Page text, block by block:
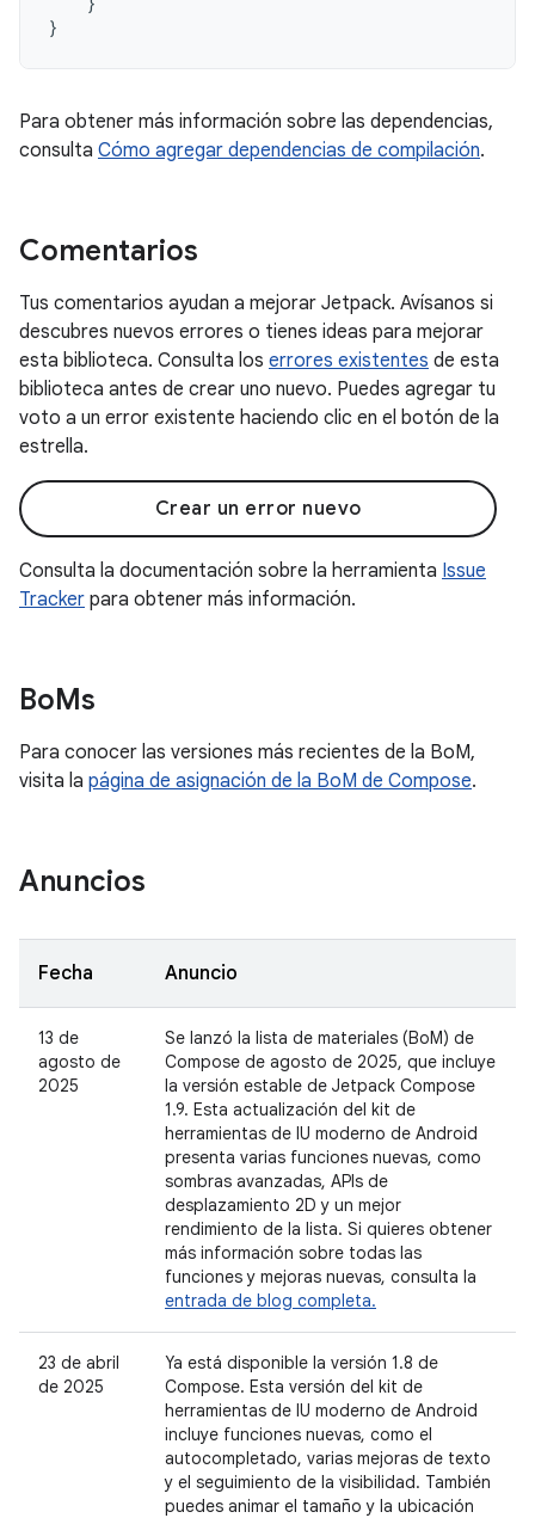
}
Para obtener más información sobre las dependencias,
consulta Cómo agregar dependencias de compilación.
Comentarios
Tus comentarios ayudan a mejorar Jetpack. Avísanos si
descubres nuevos errores o tienes ideas para mejorar
esta biblioteca. Consulta los errores existentes de esta
biblioteca antes de crear uno nuevo. Puedes agregar tu
voto a un error existente haciendo clic en el botón de la
estrella.
Crear un error nuevo
Consulta la documentación sobre la herramienta Issue
Tracker para obtener más información.
BoMs
Para conocer las versiones más recientes de la BoM,
visita la página de asignación de la BoM de Compose.
Anuncios
Fecha Anuncio
13 de
agosto de
2025
Se lanzó la lista de materiales (BoM) de
Compose de agosto de 2025, que incluye
la versión estable de Jetpack Compose
1.9. Esta actualización del kit de
herramientas de IU moderno de Android
presenta varias funciones nuevas, como
sombras avanzadas, APIs de
desplazamiento 2D y un mejor
rendimiento de la lista. Si quieres obtener
más información sobre todas las
funciones y mejoras nuevas, consulta la
entrada de blog completa.
23 de abril
de 2025
Ya está disponible la versión 1.8 de
Compose. Esta versión del kit de
herramientas de IU moderno de Android
incluye funciones nuevas, como el
autocompletado, varias mejoras de texto
y el seguimiento de la visibilidad. También
puedes animar el tamaño y la ubicación